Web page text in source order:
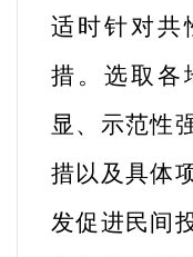
适时针对共
措。 选取各
显、示范性
措以及具体
发促进民间